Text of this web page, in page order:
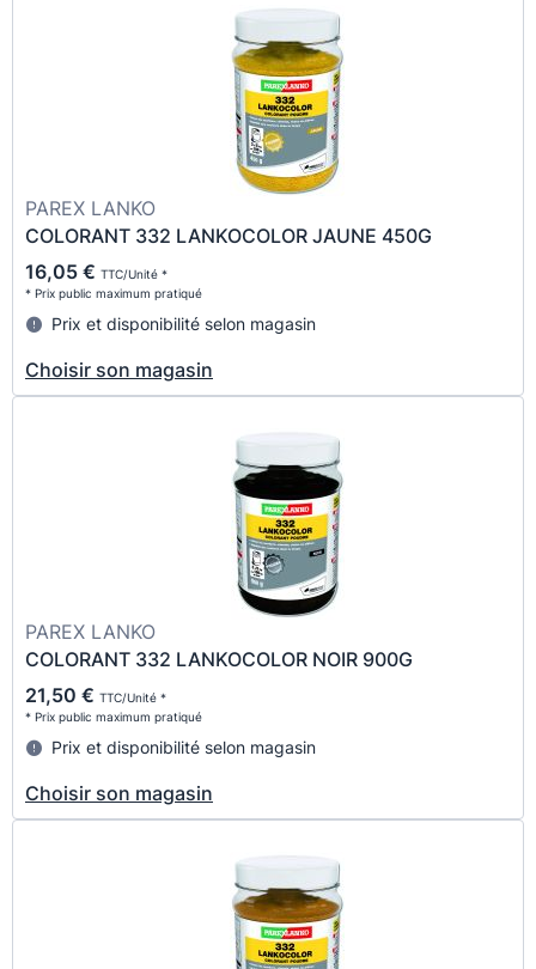
PAREX LANKO
COLORANT 332 LANKOCOLOR JAUNE 450G
16,05 € TTC/Unité *
* Prix public maximum pratiqué
Prix et disponibilité selon magasin
Choisir son magasin
PAREX LANKO
COLORANT 332 LANKOCOLOR NOIR 900G
21,50 € TTC/Unité *
* Prix public maximum pratiqué
Prix et disponibilité selon magasin
Choisir son magasin